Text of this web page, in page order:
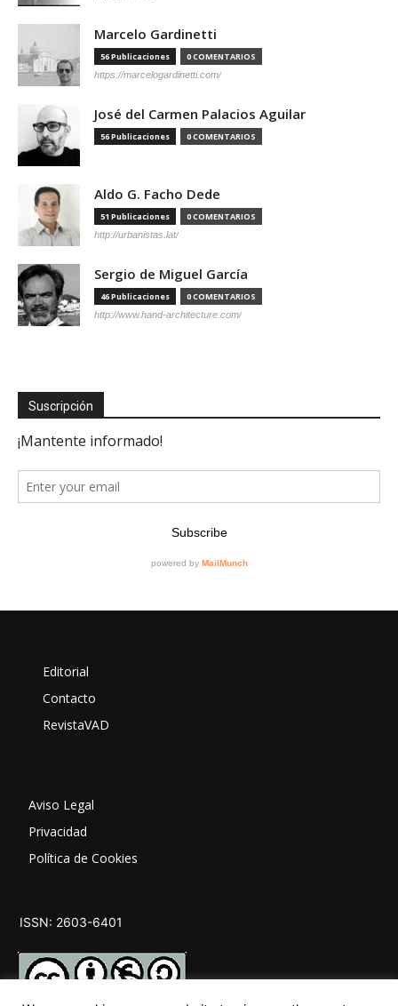
Marcelo Gardinetti
56 Publicaciones 0 COMENTARIOS
https://marcelogardinetti.com/
José del Carmen Palacios Aguilar
56 Publicaciones 0 COMENTARIOS
Aldo G. Facho Dede
51 Publicaciones 0 COMENTARIOS
http://urbanistas.lat/
Sergio de Miguel García
46 Publicaciones 0 COMENTARIOS
http://www.hand-architecture.com/
Suscripción
Editorial
Contacto
RevistaVAD
Aviso Legal
Privacidad
Política de Cookies
ISSN: 2603-6401